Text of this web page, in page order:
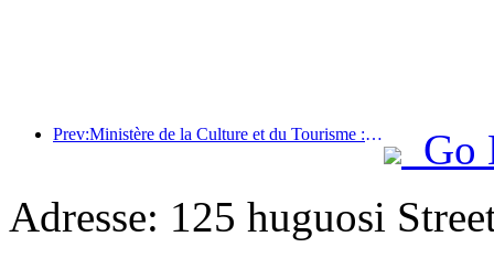
Prev:Ministère de la Culture et du Tourisme : Mettre l’accent à la fois sur l’offre et la demande pour orienter les activités de consommation culturelle et touristique ainsi que les voyages.
Go
Adresse: 125 huguosi